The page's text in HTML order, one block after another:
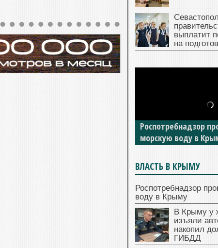
выплатит
на
автомобиль —
штрафам ГИБДД
ВЛАСТЬ В КРЫМУ
Роспотребнадзор
воду в Крыму
В Крыму у
изъяли
накопил
ГИБДД